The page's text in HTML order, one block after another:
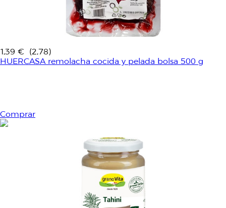
1,39 €
(2,78)
HUERCASA remolacha cocida y pelada bolsa 500 g
Comprar